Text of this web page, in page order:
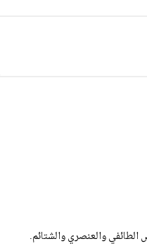
الطائفي والعنصري والشتائم.